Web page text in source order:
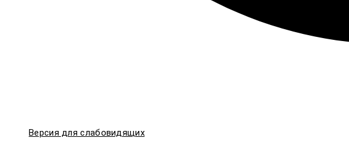
Версия для слабовидящих